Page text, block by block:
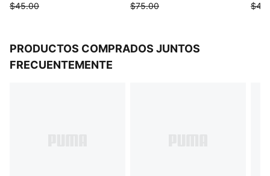
$45.00
$75.00
PRODUCTOS COMPRADOS JUNTOS
FRECUENTEMENTE